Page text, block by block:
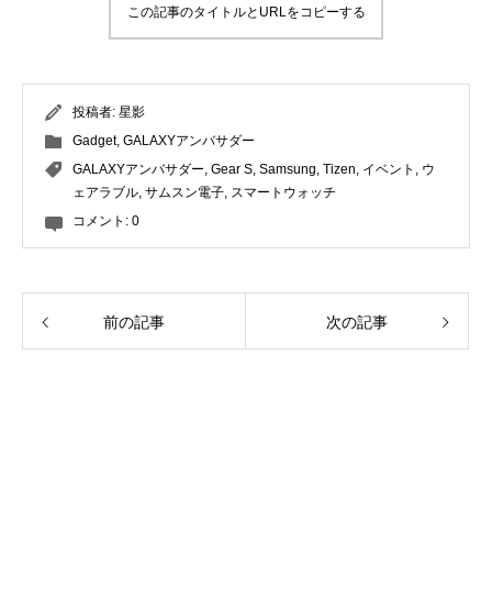
この記事のタイトルとURLをコピーする
投稿者: 星影
Gadget, GALAXYアンバサダー
GALAXYアンバサダー, Gear S, Samsung, Tizen, イベント , ウ
ェアラブル, サムスン電子, スマートウォッチ
コメント: 0
前の記事 次の記事